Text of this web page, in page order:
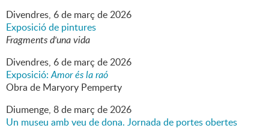
Divendres, 6de març de2026
Exposició de pintures
Fragments d'una vida
Divendres, 6de març de2026
Exposició:Amor és la raó
Obra de Maryory Pemperty
Diumenge, 8de març de2026
Un museu amb veu de dona. Jornada de portes obertes